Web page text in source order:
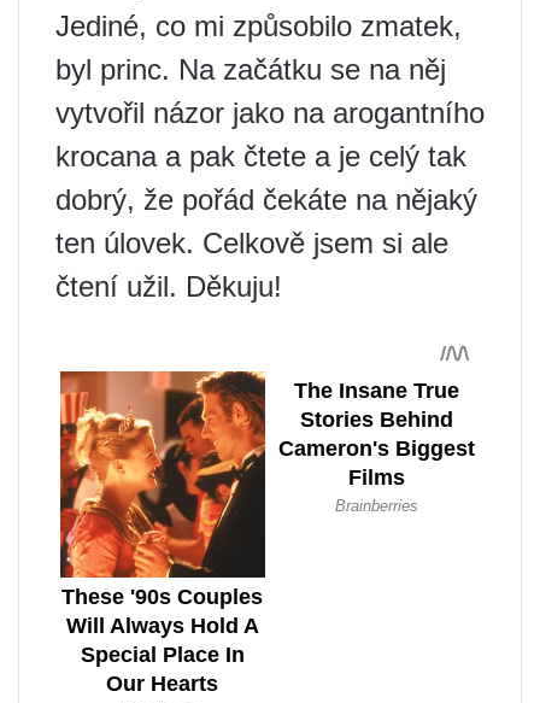
Jediné, co mi způsobilo zmatek,
byl princ. Na začátku se na něj
vytvořil názor jako na arogantního
krocana a pak čtete a je celý tak
dobrý, že pořád čekáte na nějaký
ten úlovek. Celkově jsem si ale
čtení užil. Děkuju!